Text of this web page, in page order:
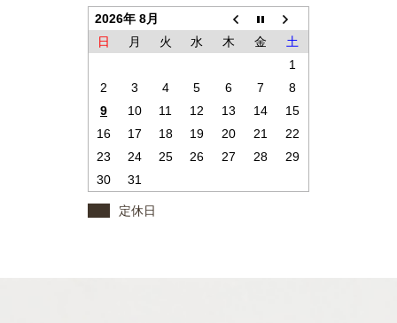
2026年 8月
日
月 火 水 木 金
土
1
2
3 4 5 6 7
8
9
10 11 12 13 14
15
16
17 18 19 20 21
22
23
24 25 26 27 28
29
30
31
定休日